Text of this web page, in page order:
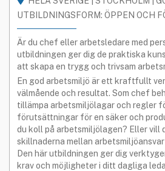
UTBILDNINGSFORM: ÖPPEN OCH
Är du chef eller arbetsledare med
utbildningen ger dig de praktiska
att skapa en trygg och trivsam
En god arbetsmiljö är ett kraftfullt
välmående och resultat. Som chef
tillämpa arbetsmiljölagar och regler
förutsättningar för en säker och
du koll på arbetsmiljölagen? Eller vill
skillnaderna mellan
Den här utbildningen ger dig
krav och möjligheter i ditt dagliga